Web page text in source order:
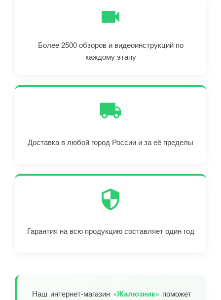
Более 2500 обзоров и видеоинструкций по
каждому этапу
Доставка в любой город России и за её пределы
Гарантия на всю продукцию составляет один год
Наш интернет-магазин «Жалюзник» поможет